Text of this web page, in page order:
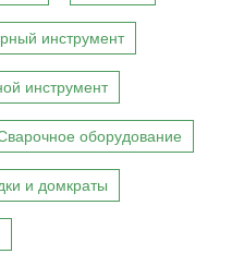
инструмент
инструмент
оборудование
и домкраты